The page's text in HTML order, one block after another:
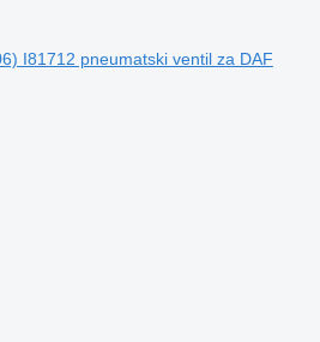
I81712 pneumatski ventil za DAF